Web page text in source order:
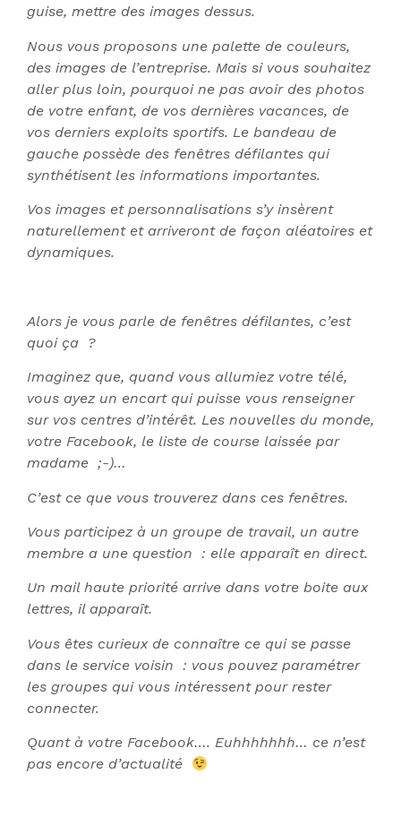
guise, mettre des images dessus.
Nous vous proposons une palette de couleurs,
des images de l’entreprise. Mais si vous souhaitez
aller plus loin, pourquoi ne pas avoir des photos
de votre enfant, de vos dernières vacances, de
vos derniers exploits sportifs. Le bandeau de
gauche possède des fenêtres défilantes qui
synthétisent les informations importantes.
Vos images et personnalisations s’y insèrent
naturellement et arriveront de façon aléatoires et
dynamiques.
Alors je vous parle de fenêtres défilantes, c’est
quoi ça ?
Imaginez que, quand vous allumiez votre télé,
vous ayez un encart qui puisse vous renseigner
sur vos centres d’intérêt. Les nouvelles du monde,
votre Facebook, le liste de course laissée par
madame ;-)…
C’est ce que vous trouverez dans ces fenêtres.
Vous participez à un groupe de travail, un autre
membre a une question : elle apparaît en direct.
Un mail haute priorité arrive dans votre boite aux
lettres, il apparaît.
Vous êtes curieux de connaître ce qui se passe
dans le service voisin : vous pouvez paramétrer
les groupes qui vous intéressent pour rester
connecter.
Quant à votre Facebook…. Euhhhhhhh… ce n’est
pas encore d’actualité